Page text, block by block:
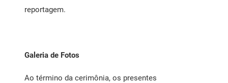
reportagem.
Galeria de Fotos
Ao término da cerimônia, os presentes